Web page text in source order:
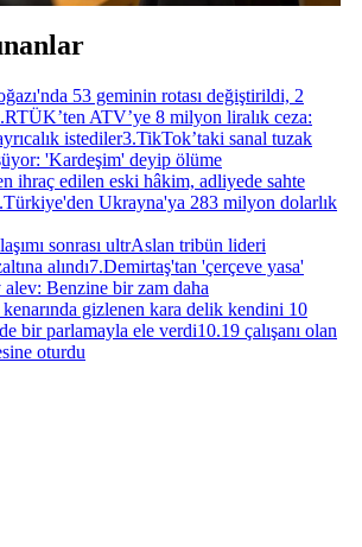
53 geminin rotası değiştirildi, 2
.RTÜK’ten ATV’ye 8 milyon liralık ceza:
istediler3.TikTok’taki sanal tuzak
'Kardeşim' deyip ölüme
ihraç edilen eski hâkim, adliyede sahte
.Türkiye'den Ukrayna'ya 283 milyon dolarlık
sonrası ultrAslan tribün lideri
alındı7.Demirtaş'tan 'çerçeve yasa'
alev: Benzine bir zam daha
gizlenen kara delik kendini 10
bir parlamayla ele verdi10.19 çalışanı olan
oturdu